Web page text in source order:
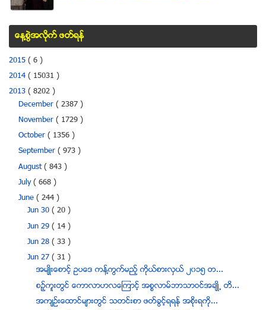
ေန႔စြဲအလိုက္ ဖတ္ရန္
2015 ( 6 )
2014 ( 15031 )
2013 ( 8202 )
December ( 2387 )
November ( 1729 )
October ( 1356 )
September ( 973 )
August( 843 )
July( 668 )
June ( 244 )
Jun 30( 20 )
Jun 29( 14 )
Jun 28( 33 )
Jun 27( 31 )
အမ်ဳိးေစာင့္ ဥပေဒ ကန္႔ကြက္မည့္ ကုိယ္စားလွယ္ ၂၀၁၅ တ...
စဥ့္ကူးတြင္ ေကာလာဟလေၾကာင့္ အစၥလာမ္ဘာသာဝင္အခ်ဳိ႕ တိ...
အက်ဥ္းေထာင္မ်ားတြင္ သတင္းစာ ဖတ္ခြင့္ရရန္ အစိုးရကို...